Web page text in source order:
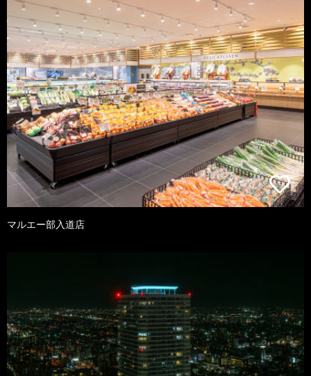
マルエー部入道店